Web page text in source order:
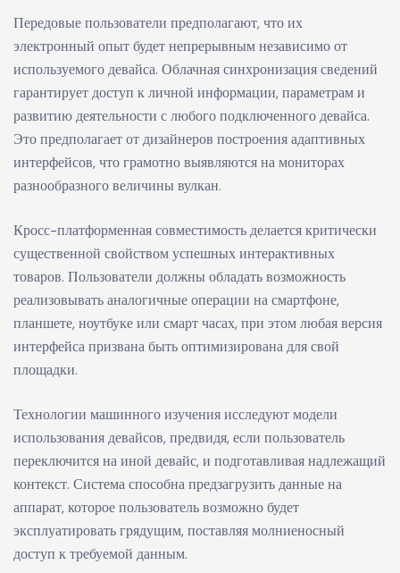
Передовые пользователи предполагают, что их
электронный опыт будет непрерывным независимо от
используемого девайса. Облачная синхронизация сведений
гарантирует доступ к личной информации, параметрам и
развитию деятельности с любого подключенного девайса.
Это предполагает от дизайнеров построения адаптивных
интерфейсов, что грамотно выявляются на мониторах
разнообразного величины вулкан.
Кросс-платформенная совместимость делается критически
существенной свойством успешных интерактивных
товаров. Пользователи должны обладать возможность
реализовывать аналогичные операции на смартфоне,
планшете, ноутбуке или смарт часах, при этом любая версия
интерфейса призвана быть оптимизирована для свой
площадки.
Технологии машинного изучения исследуют модели
использования девайсов, предвидя, если пользователь
переключится на иной девайс, и подготавливая надлежащий
контекст. Система способна предзагрузить данные на
аппарат, которое пользователь возможно будет
эксплуатировать грядущим, поставляя молниеносный
доступ к требуемой данным.